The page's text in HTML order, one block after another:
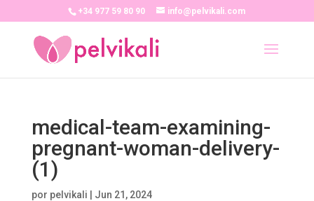
+34 977 59 80 90 info@pelvikali.com
medical-team-examining-
pregnant-woman-delivery-
(1)
por pelvikali Jun 21, 2024